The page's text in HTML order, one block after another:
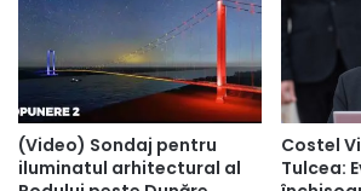
(Video) Sondaj pentru
iluminatul arhitectural al
Costel
Tulcea: